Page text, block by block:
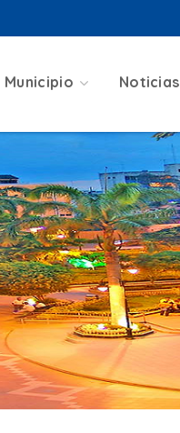
Municipio Noticias